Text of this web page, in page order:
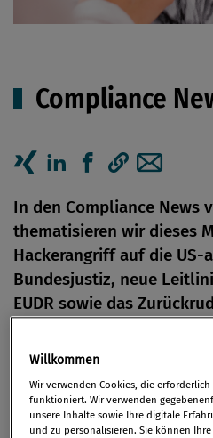
Compliance
In den Compliance News
thematisieren wir dieses
Hackerangriff auf die US-
Bundesjustiz, neue
EUDR sowie das
Emissionsreduktion.
VonMag. Christiane
14. August 2025
Willkommen
Wir verwenden Cookies, die
funktioniert. Wir verwenden
unsere Inhalte sowie Ihre digitale
und zu personalisieren. Sie können